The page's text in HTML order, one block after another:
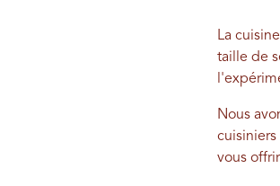
La
taille de
Nous
cuisiniers
vous